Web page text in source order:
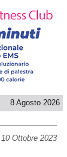
8 Agosto 2026
10 Ottobre 2023